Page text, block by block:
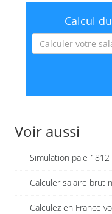
Calcul
Voir aussi
Simulation paie
Calculer salaire brut
Calculez en France